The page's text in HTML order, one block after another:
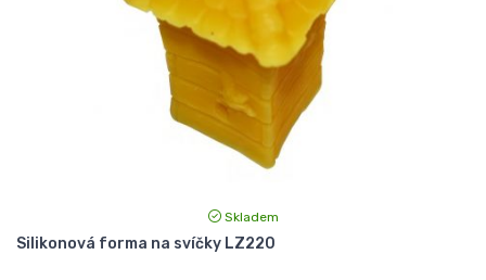
Skladem
Silikonová forma na svíčky LZ220